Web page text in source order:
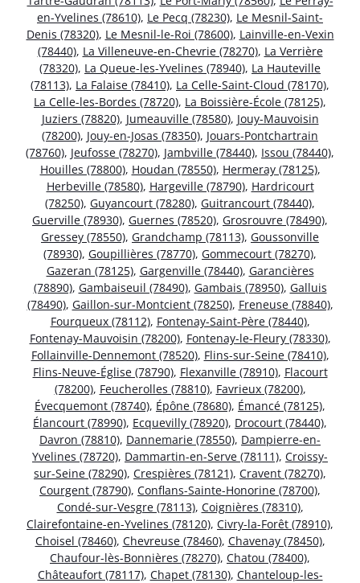
en-Yvelines (78610), Le Pecq (78230), Le Mesnil-Saint-
Denis (78320), Le Mesnil-le-Roi (78600), Lainville-en-Vexin
(78440), La Villeneuve-en-Chevrie (78270), La Verrière
(78320), La Queue-les-Yvelines (78940), La Hauteville
(78113), La Falaise (78410), La Celle-Saint-Cloud (78170),
La Celle-les-Bordes (78720), La Boissière-École (78125),
Juziers (78820), Jumeauville (78580), Jouy-Mauvoisin
(78200), Jouy-en-Josas (78350), Jouars-Pontchartrain
(78760), Jeufosse (78270), Jambville (78440), Issou (78440),
Houilles (78800), Houdan (78550), Hermeray (78125),
Herbeville (78580), Hargeville (78790), Hardricourt
(78250), Guyancourt (78280), Guitrancourt (78440),
Guerville (78930), Guernes (78520), Grosrouvre (78490),
Gressey (78550), Grandchamp (78113), Goussonville
(78930), Goupillières (78770), Gommecourt (78270),
Gazeran (78125), Gargenville (78440), Garancières
(78890), Gambaiseuil (78490), Gambais (78950), Galluis
(78490), Gaillon-sur-Montcient (78250), Freneuse (78840),
Fourqueux (78112), Fontenay-Saint-Père (78440),
Fontenay-Mauvoisin (78200), Fontenay-le-Fleury (78330),
Follainville-Dennemont (78520), Flins-sur-Seine (78410),
Flins-Neuve-Église (78790), Flexanville (78910), Flacourt
(78200), Feucherolles (78810), Favrieux (78200),
Évecquemont (78740), Épône (78680), Émancé (78125),
Élancourt (78990), Ecquevilly (78920), Drocourt (78440),
Davron (78810), Dannemarie (78550), Dampierre-en-
Yvelines (78720), Dammartin-en-Serve (78111), Croissy-
sur-Seine (78290), Crespières (78121), Cravent (78270),
Courgent (78790), Conflans-Sainte-Honorine (78700),
Condé-sur-Vesgre (78113), Coignières (78310),
Clairefontaine-en-Yvelines (78120), Civry-la-Forêt (78910),
Choisel (78460), Chevreuse (78460), Chavenay (78450),
Chaufour-lès-Bonnières (78270), Chatou (78400),
Châteaufort (78117), Chapet (78130), Chanteloup-les-